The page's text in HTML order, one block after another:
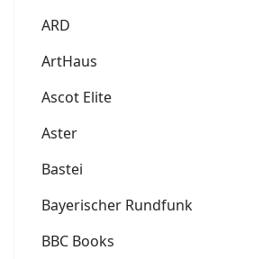
ARD
ArtHaus
Ascot Elite
Aster
Bastei
Bayerischer Rundfunk
BBC Books